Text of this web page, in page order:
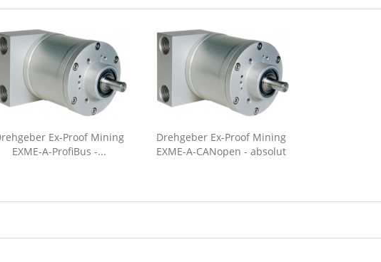
Ex-Proof Mining
EXME-A-ProfiBus -...
Drehgeber Ex-Proof Mining
EXME-A-CANopen - absolut